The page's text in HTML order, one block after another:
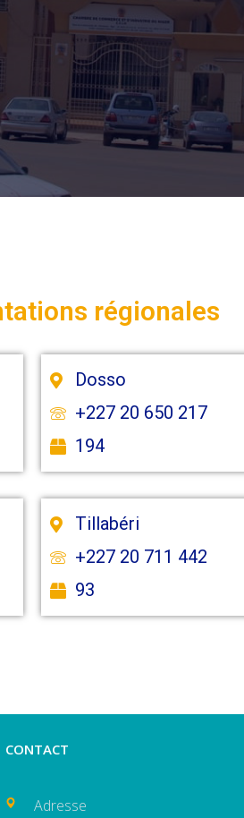
régionales
Dosso
+227 20 650 217
194
Tillabéri
+227 20 711 442
93
CONTACT
Adresse